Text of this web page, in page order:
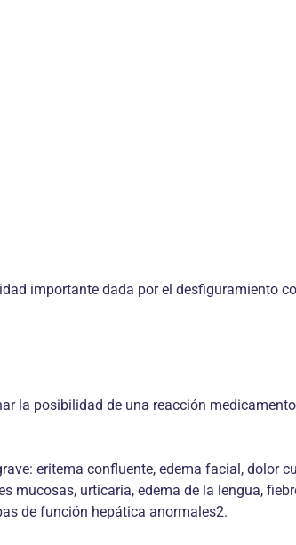
importante dada por el desfiguramiento
la posibilidad de una reacción
eritema confluente, edema facial, dolor
mucosas, urticaria, edema de la lengua,
de función hepática anormales2.